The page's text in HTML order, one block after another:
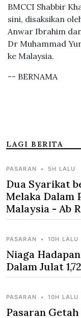
BMCCI Shabbir
sini, disaksikan
Anwar Ibrahim
Dr Muhammad
ke Malaysia.
-- BERNAMA
LAGI BERITA
PASARAN • 5H LALU
Dua Syarikat
Melaka Dalam
Malaysia - Ab
PASARAN • 10H LALU
Niaga
Dalam Julat
PASARAN • 10H LALU
Pasaran